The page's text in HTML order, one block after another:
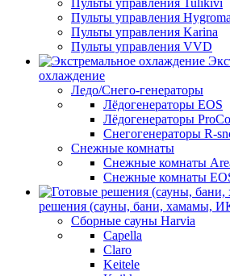
Пульты управления
Пульты управления Karina
Пульты управления VVD
охлаждение
Ледо/Снего-генераторы
Лёдогенераторы EOS
Лёдогенераторы
Снегогенераторы R-
Снежные комнаты
Снежные комнаты
Снежные комнаты
решения (сауны, бани, хамамы,
Сборные сауны Harvia
Capella
Claro
Keitele